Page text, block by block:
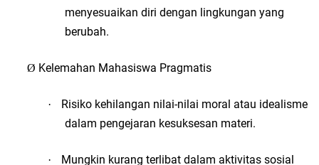
menyesuaikan diri dengan lingkungan yang
berubah.
Ø Kelemahan Mahasiswa Pragmatis
·
Risiko kehilangan nilai-nilai moral atau idealisme
dalam pengejaran kesuksesan materi.
·
Mungkin kurang terlibat dalam aktivitas sosial